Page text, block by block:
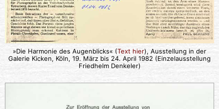
»Die Harmonie des Augenblicks« (Text hier), Ausstellung in der
Galerie Kicken, Köln, 19. März bis 24. April 1982 (Einzelausstellung
Friedhelm Denkeler)